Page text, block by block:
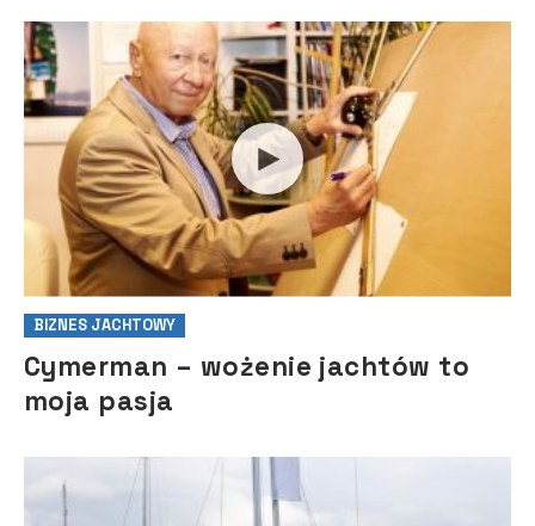
BIZNES JACHTOWY
Cymerman – wożenie jachtów to
moja pasja